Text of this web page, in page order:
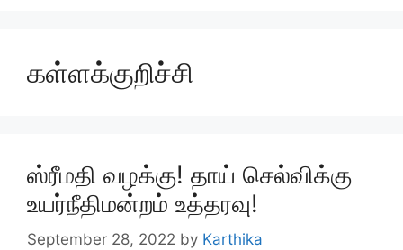
கள்ளக்குறிச்சி
ஸ்ரீமதி வழக்கு! தாய் செல்விக்கு
உயர்நீதிமன்றம் உத்தரவு!
September 28, 2022 by Karthika